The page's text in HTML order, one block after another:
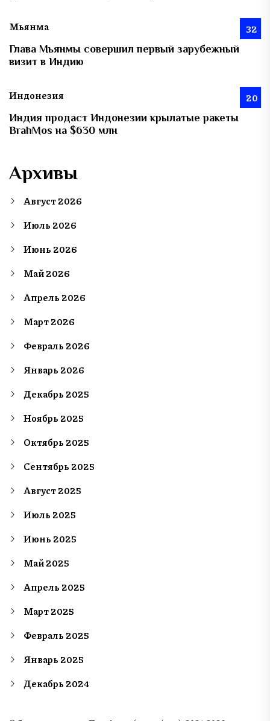
Мьянма 32
Глава Мьянмы совершил первый зарубежный
визит в Индию
Индонезия 20
Индия продаст Индонезии крылатые ракеты
BrahMos на $630 млн
Архивы
Август 2026
Июль 2026
Июнь 2026
Май 2026
Апрель 2026
Март 2026
Февраль 2026
Январь 2026
Декабрь 2025
Ноябрь 2025
Октябрь 2025
Сентябрь 2025
Август 2025
Июль 2025
Июнь 2025
Май 2025
Апрель 2025
Март 2025
Февраль 2025
Январь 2025
Декабрь 2024